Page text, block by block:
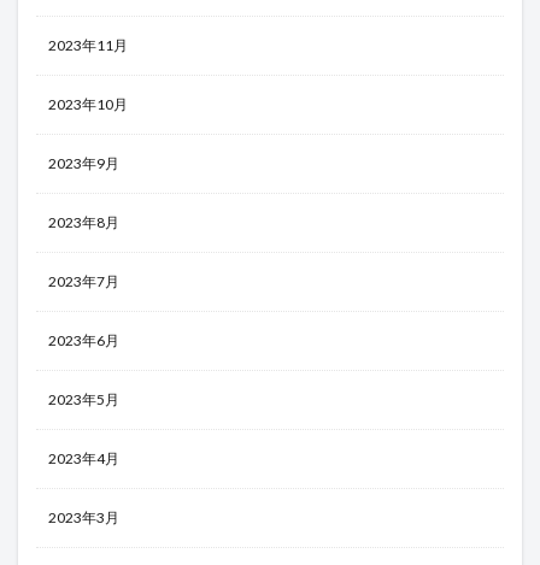
2023年11月
2023年10月
2023年9月
2023年8月
2023年7月
2023年6月
2023年5月
2023年4月
2023年3月